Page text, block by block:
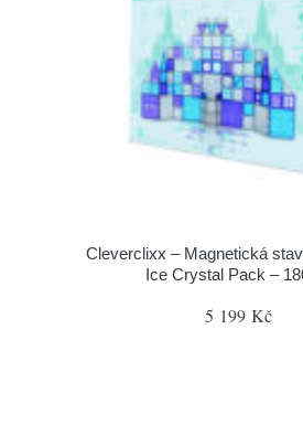
Cleverclixx – Magnetická
Ice Crystal Pack –
5 199 Kč